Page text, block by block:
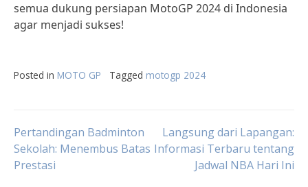
semua dukung persiapan MotoGP 2024 di Indonesia
agar menjadi sukses!
Posted in MOTO GP Tagged motogp 2024
Post
navigation
Pertandingan Badminton
Sekolah: Menembus Batas
Prestasi
Langsung dari Lapangan:
Informasi Terbaru tentang
Jadwal NBA Hari Ini